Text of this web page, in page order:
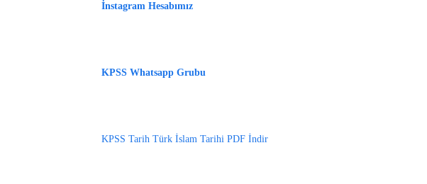
İnstagram Hesabımız
KPSS Whatsapp Grubu
KPSS Tarih Türk İslam Tarihi PDF İndir